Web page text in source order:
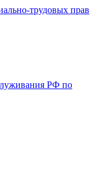
трудовых прав
РФ по